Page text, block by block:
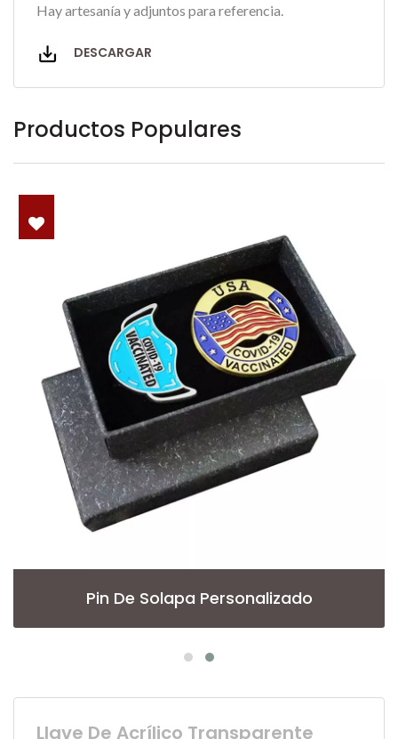
Hay artesanía y adjuntos para referencia.
DESCARGAR
Productos Populares
Pin De Solapa Personalizado
Llave De Acrílico Transparente